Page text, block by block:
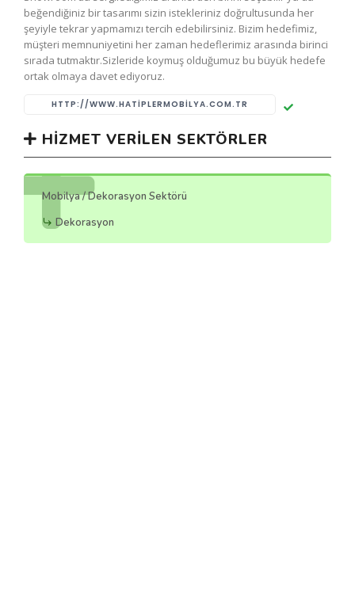
beğendiğiniz bir tasarımı sizin istekleriniz doğrultusunda her
şeyiyle tekrar yapmamızı tercih edebilirsiniz. Bizim hedefimiz,
müşteri memnuniyetini her zaman hedeflerimiz arasında birinci
sırada tutmaktır.Sizleride koymuş olduğumuz bu büyük hedefe
ortak olmaya davet ediyoruz.
HTTP://WWW.HATIPLERMOBILYA.COM.TR
HIZMET VERILEN SEKTÖRLER
Mobilya / Dekorasyon Sektörü
Dekorasyon